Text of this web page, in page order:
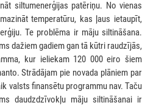
siltumenerģijas patēriņu. No vienas
temperatūru, kas ļaus ietaupīt,
Te problēma ir māju siltināšana.
dažiem gadiem gan tā kūtri raudzījās,
kur ieliekam 120 000 eiro šiem
Strādājam pie novada plāniem par
valsts finansētu programmu nav. Taču
daudzdzīvokļu māju siltināšanai ir